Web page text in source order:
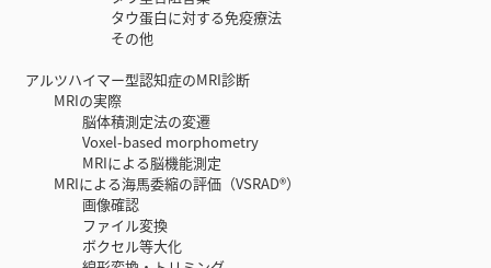
タウ蛋白に対する免疫療法
その他
アルツハイマー型認知症のMRI診断
MRIの実際
脳体積測定法の変遷
Voxel-based morphometry
MRIによる脳機能測定
MRIによる海馬委縮の評価（VSRAD®）
画像確認
ファイル変換
ボクセル等大化